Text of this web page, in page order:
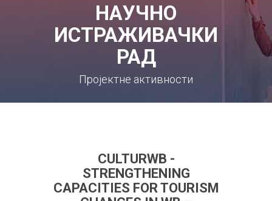
НАУЧНО
ИСТРАЖИВАЧКИ
РАД
Пројектне активности
CULTURWB -
STRENGTHENING
CAPACITIES FOR TOURISM